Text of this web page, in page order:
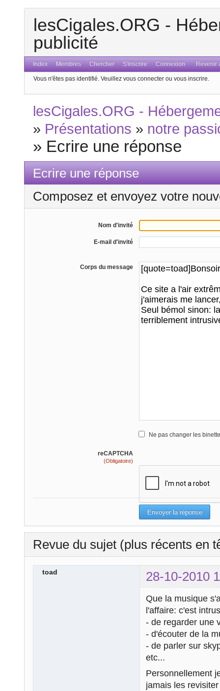
lesCigales.ORG -
publicité
Index Membres Chercher S'inscrire Connexion Revenir
Vous n'êtes pas identifié. Veuillez vous connecter ou vous inscrire.
lesCigales.ORG -
» Présentations » notre
» Ecrire une réponse
Ecrire une réponse
Composez et envoyez votre
Nom d'invité
E-mail d'invité
Corps du message
Ne pas changer les
reCAPTCHA
(Obligatoire)
Revue du sujet (plus récents en
toad 28-10-2010
Que la musique
l'affaire: c'est
- de regarder une
- d'écouter de la
- de parler sur
etc...
Personnellement
jamais les